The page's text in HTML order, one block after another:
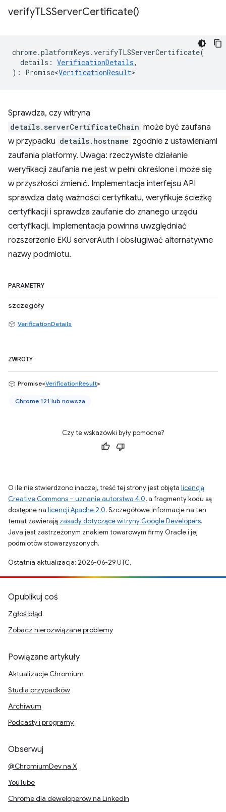
verifyTLSServerCertificate()
chrome.platformKeys .verifyTLSServerCertificate(
details : VerificationDetails,
) : Promise<VerificationResult>
Sprawdza, czy witryna
details.serverCertificateChain może być zaufana
w przypadku details.hostname zgodnie z ustawieniami
zaufania platformy. Uwaga: rzeczywiste działanie
weryfikacji zaufania nie jest w pełni określone i może się
w przyszłości zmienić. Implementacja interfejsu API
sprawdza datę ważności certyfikatu, weryfikuje ścieżkę
certyfikacji i sprawdza zaufanie do znanego urzędu
certyfikacji. Implementacja powinna uwzględniać
rozszerzenie EKU serverAuth i obsługiwać alternatywne
nazwy podmiotu.
PARAMETRY
szczegóły
VerificationDetails
ZWROTY
Promise<VerificationResult>
Chrome 121 lub nowsza
Czy te wskazówki były pomocne?
O ile nie stwierdzono inaczej, treść tej strony jest objęta licencją
Creative Commons – uznanie autorstwa 4.0, a fragmenty kodu są
dostępne na licencji Apache 2.0. Szczegółowe informacje na ten
temat zawierają zasady dotyczące witryny Google Developers.
Java jest zastrzeżonym znakiem towarowym firmy Oracle i jej
podmiotów stowarzyszonych.
Ostatnia aktualizacja: 2026-06-29 UTC.
Opublikuj coś
Zgłoś błąd
Zobacz nierozwiązane problemy
Powiązane artykuły
Aktualizacje Chromium
Studia przypadków
Archiwum
Podcasty i programy
Obserwuj
@ChromiumDev na X
YouTube
Chrome dla deweloperów na LinkedIn